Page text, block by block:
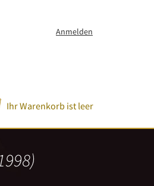
Anmelden
Ihr Warenkorb ist leer